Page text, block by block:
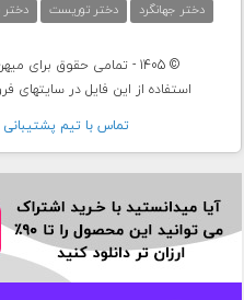
دختر جهانگرد
دختر توریست دختر
© 1405 - تمامی حقوق برای میهن طرح محفوظ است.
استفاده از این فایل در سایتهای
تماس با تيم